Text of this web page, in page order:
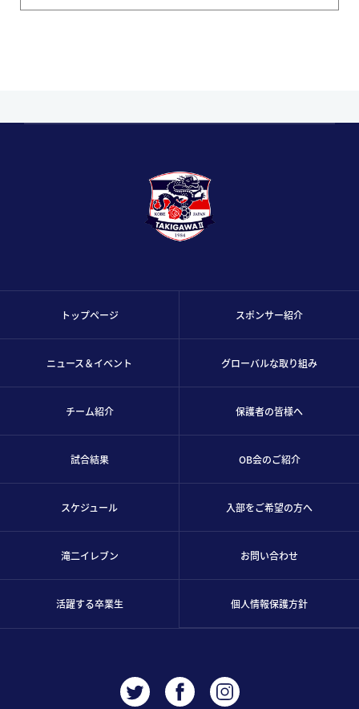
トップページ
ニュース＆イベント
チーム紹介
試合結果
スケジュール
滝二イレブン
活躍する卒業生
スポンサー紹介
グローバルな取り組み
保護者の皆様へ
OB会のご紹介
入部をご希望の方へ
お問い合わせ
個人情報保護方針